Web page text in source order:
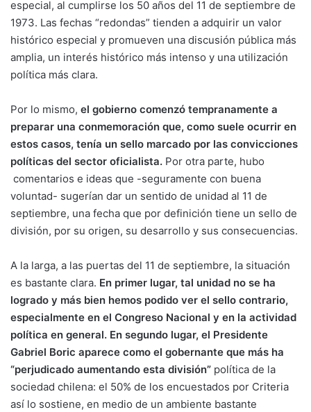
especial, al cumplirse los 50 años del 11 de septiembre de
1973. Las fechas “redondas” tienden a adquirir un valor
histórico especial y promueven una discusión pública más
amplia, un interés histórico más intenso y una utilización
política más clara.
Por lo mismo, el gobierno comenzó tempranamente a
preparar una conmemoración que, como suele ocurrir en
estos casos, tenía un sello marcado por las convicciones
políticas del sector oficialista. Por otra parte, hubo
comentarios e ideas que -seguramente con buena
voluntad- sugerían dar un sentido de unidad al 11 de
septiembre, una fecha que por definición tiene un sello de
división, por su origen, su desarrollo y sus consecuencias.
A la larga, a las puertas del 11 de septiembre, la situación
es bastante clara. En primer lugar, tal unidad no se ha
logrado y más bien hemos podido ver el sello contrario,
especialmente en el Congreso Nacional y en la actividad
política en general. En segundo lugar, el Presidente
Gabriel Boric aparece como el gobernante que más ha
“perjudicado aumentando esta división” política de la
sociedad chilena: el 50% de los encuestados por Criteria
así lo sostiene, en medio de un ambiente bastante